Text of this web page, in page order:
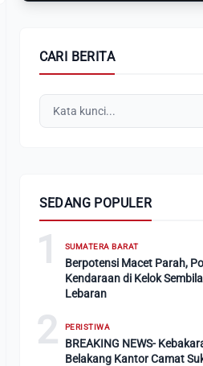
CARI BERITA
SEDANG POPULER
1 SUMATERA BARAT
Berpotensi Macet Parah,
Kendaraan di Kelok
Lebaran
2 PERISTIWA
BREAKING NEWS-
Belakang Kantor Camat